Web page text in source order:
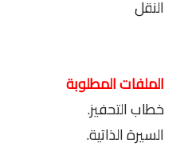
النقل
الملفات المطلوبة
خطاب التحفيز.
السيرة الذاتية.